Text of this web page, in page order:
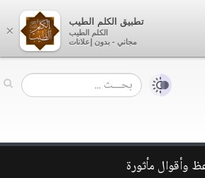
وأقوال مأثورة
×
تطبيق الكلم الطيب
الكلم الطيب
مجاني - بدون إعلانات